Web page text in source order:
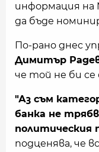
информация на
да бъде
По-рано днес
Димитър
че той не би се
"Аз съм
банка не
политическия
подценява, че